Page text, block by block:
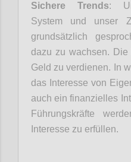
Sichere Trends:
System und unser
grundsätzlich
dazu zu wachsen. Die
Geld zu verdienen. In
das Interesse von
auch ein finanzielles
Führungskräfte
Interesse zu erfüllen.